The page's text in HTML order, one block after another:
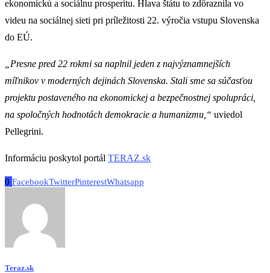
ekonomickú a sociálnu prosperitu. Hlava štátu to zdôraznila vo
videu na sociálnej sieti pri príležitosti 22. výročia vstupu Slovenska
do EÚ.
„Presne pred 22 rokmi sa naplnil jeden z najvýznamnejších
míľnikov v moderných dejinách Slovenska. Stali sme sa súčasťou
projektu postaveného na ekonomickej a bezpečnostnej spolupráci,
na spoločných hodnotách demokracie a humanizmu,“ uviedol
Pellegrini.
Informáciu poskytol portál TERAZ.sk
0 FacebookTwitterPinterestWhatsapp
Teraz.sk